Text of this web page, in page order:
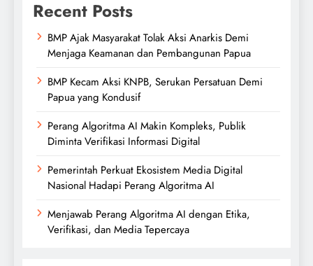
Recent Posts
BMP Ajak Masyarakat Tolak Aksi Anarkis Demi
Menjaga Keamanan dan Pembangunan Papua
BMP Kecam Aksi KNPB, Serukan Persatuan Demi
Papua yang Kondusif
Perang Algoritma AI Makin Kompleks, Publik
Diminta Verifikasi Informasi Digital
Pemerintah Perkuat Ekosistem Media Digital
Nasional Hadapi Perang Algoritma AI
Menjawab Perang Algoritma AI dengan Etika,
Verifikasi, dan Media Tepercaya